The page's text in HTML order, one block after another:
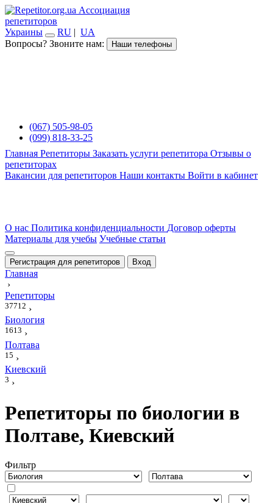
Ассоциация
репетиторов
Украины
RU | UA
Вопросы? Звоните нам:
Наши телефоны
(067) 505-98-05
(099) 818-33-25
Главная Репетиторы Заказать услуги репетитора Отзывы о
репетиторах
Вакансии для репетиторов Наши контакты Войти в кабинет
О нас Политика конфиденциальности Договор оферты
Материалы для учебы Учебные статьи
Регистрация для репетиторов Вход
Главная
›
Репетиторы
37712 ›
Биология
1613 ›
Полтава
15 ›
Киевский
3 ›
Репетиторы по биологии в
Полтаве, Киевский
Фильтр